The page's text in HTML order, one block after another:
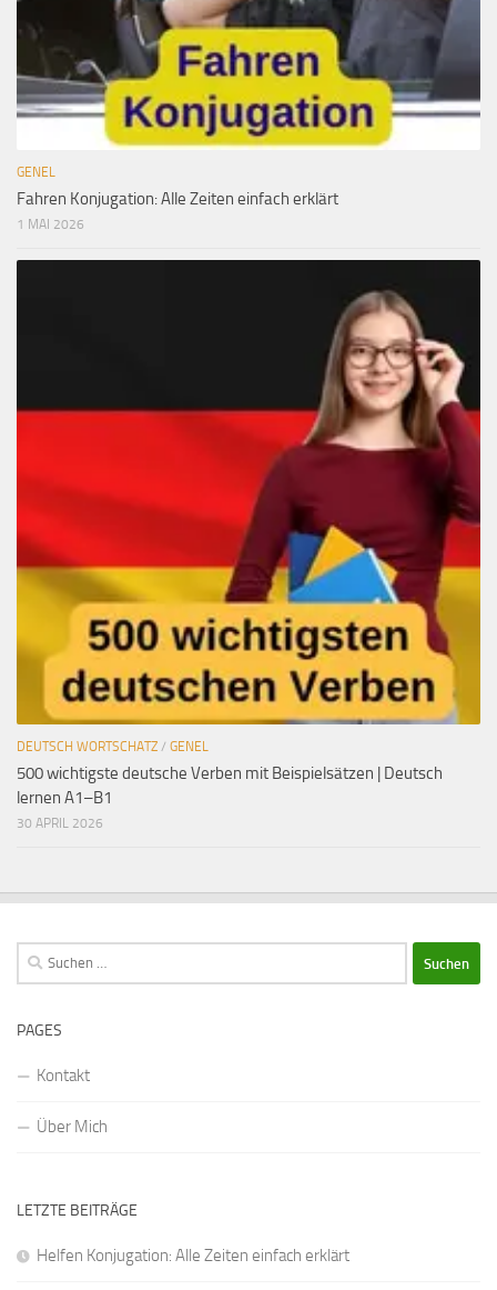
GENEL
Fahren Konjugation: Alle Zeiten einfach erklärt
1 MAI 2026
DEUTSCH WORTSCHATZ / GENEL
500 wichtigste deutsche Verben mit Beispielsätzen | Deutsch
lernen A1–B1
30 APRIL 2026
Suchen
nach:
PAGES
Kontakt
Über Mich
LETZTE BEITRÄGE
Helfen Konjugation: Alle Zeiten einfach erklärt